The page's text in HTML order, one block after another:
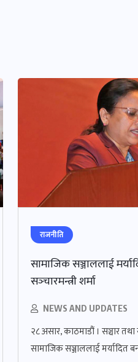
राजनीति
सामाजिक सञ्जाललाई
सञ्‍चारमन्त्री शर्मा
NEWS AND UPDATES
२८ असार, काठमाडौं । सञ्चार तथा
सामाजिक सञ्जाललाई मर्यादित